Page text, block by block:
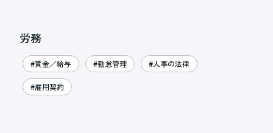
労務
#賃金／給与 #勤怠管理 #人事の法律
#雇用契約